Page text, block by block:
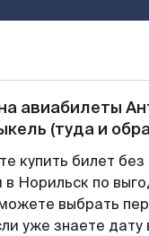
авиабилеты
(туда и
купить билет без
в Норильск по
выбрать
уже знаете